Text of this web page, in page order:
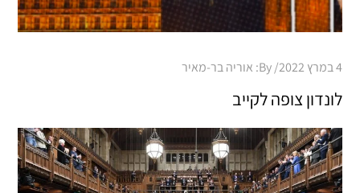
Posted
on
4 במרץ 2022 By: אוריה בר-מאיר
לונדון צופה לקייב